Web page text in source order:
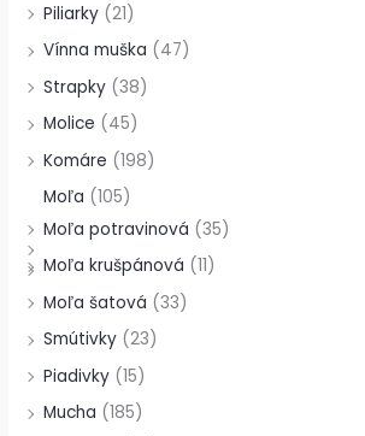
Piliarky (21)
Vínna muška (47)
Strapky (38)
Molice (45)
Komáre (198)
Moľa (105)
Moľa potravinová (35)
Moľa krušpánová (11)
Moľa šatová (33)
Smútivky (23)
Piadivky (15)
Mucha (185)